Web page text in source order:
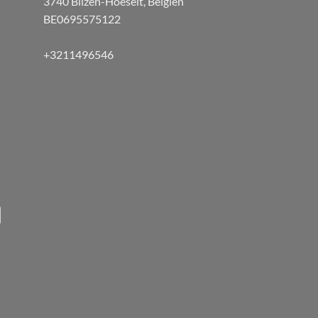
BE0695575122
+3211496546